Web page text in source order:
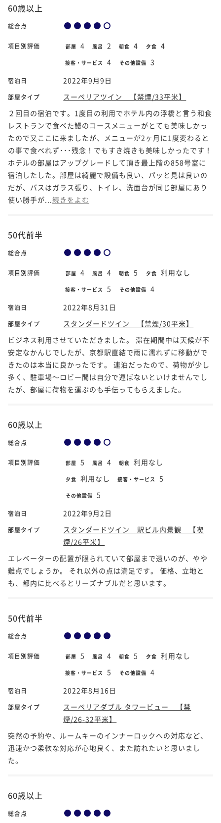
60歳以上
総合点
項目別評価 部屋 4 風呂 2 朝食 4 夕食 4
接客・サービス 4 その他設備 3
宿泊日 2022年9月9日
部屋タイプ
スーペリアツイン 【禁煙/33平米】
２回目の宿泊です。1度目の利用でホテル内の浮橋と言う和食
レストランで食べた鰻のコースメニューがとても美味しかっ
たので又ここに来ましたが、メニューが2ヶ月に1度変わると
の事で食べれず･･･残念！でもすき焼きも美味しかったです！
ホテルの部屋はアップグレードして頂き最上階の858号室に
宿泊したした。部屋は綺麗で設備も良い、パッと見は良いの
だが、バスはガラス張り、トイレ、洗面台が同じ部屋にあり
使い勝手が... 続きをよむ
50代前半
総合点
項目別評価 部屋 4 風呂 4 朝食 5 夕食 利用なし
接客・サービス 5 その他設備 4
宿泊日 2022年8月31日
部屋タイプ
スタンダードツイン 【禁煙/30平米】
ビジネス利用させていただきました。 滞在期間中は天候が不
安定なかんじでしたが、京都駅直結で雨に濡れずに移動がで
きたのは本当に良かったです。 連泊だったので、荷物が少し
多く、駐車場～ロビー間は自分で運ばないといけませんでし
たが、部屋に荷物を運ぶのも手伝ってもらえました。
60歳以上
総合点
項目別評価 部屋 5 風呂 4 朝食 利用なし
夕食 利用なし 接客・サービス 5
その他設備 5
宿泊日 2022年9月2日
部屋タイプ
スタンダードツイン 駅ビル内景観 【喫
煙/26平米】
エレベーターの配置が限られていて部屋まで遠いのが、やや
難点でしょうか。 それ以外の点は満足です。 価格、立地と
も、都内に比べるとリーズナブルだと思います。
50代前半
総合点
項目別評価 部屋 5 風呂 4 朝食 5 夕食 利用なし
接客・サービス 5 その他設備 4
宿泊日 2022年8月16日
部屋タイプ
スーペリアダブル タワービュー 【禁
煙/26-32平米】
突然の予約や、ルームキーのインナーロックへの対応など、
迅速かつ柔軟な対応が心地良く、また訪れたいと思いまし
た。
60歳以上
総合点